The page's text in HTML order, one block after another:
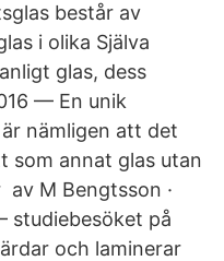
består av
i olika Själva
glas, dess
— En unik
nämligen att det
som annat glas utan
M Bengtsson ·
studiebesöket på
och laminerar